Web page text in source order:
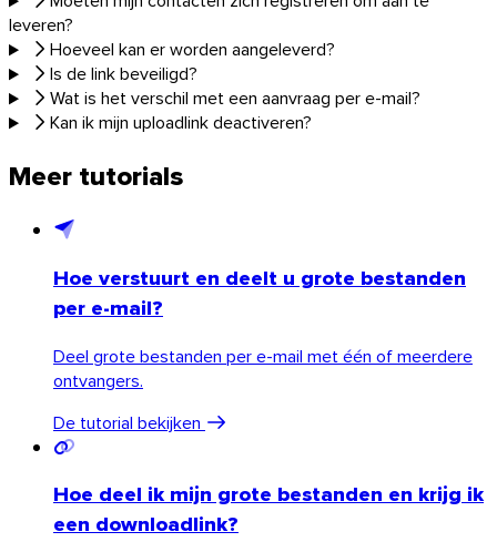
Firefox
leveren?
Hoeveel kan er worden aangeleverd?
Is de link beveiligd?
Wat is het verschil met een aanvraag per e-mail?
Kan ik mijn uploadlink deactiveren?
Meer tutorials
Hoe verstuurt en deelt u grote bestanden
per e-mail?
Deel grote bestanden per e-mail met één of meerdere
ontvangers.
De tutorial bekijken
Hoe deel ik mijn grote bestanden en krijg ik
een downloadlink?